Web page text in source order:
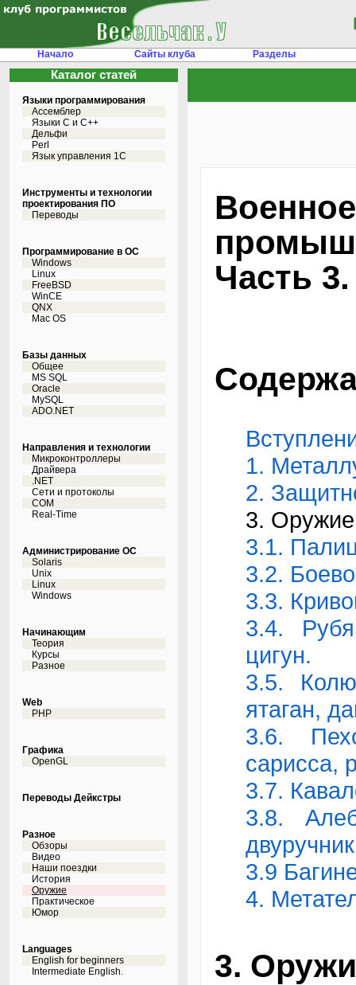
Начало Сайты клуба Разделы
Каталог статей
Языки программирования
Ассемблер
Языки С и C++
Дельфи
Perl
Язык управления 1С
Инструменты и технологии
проектирования ПО
Переводы
Программирование в ОС
Windows
Linux
FreeBSD
WinCE
QNX
Mac OS
Базы данных
Общее
MS SQL
Oracle
MySQL
ADO.NET
Направления и технологии
Микроконтроллеры
Драйвера
.NET
Сети и протоколы
COM
Real-Time
Администрирование ОС
Solaris
Unix
Linux
Windows
Начинающим
Теория
Курсы
Разное
Web
PHP
Графика
OpenGL
Переводы Дейкстры
Разное
Обзоры
Видео
Наши поездки
История
Оружие
Практическое
Юмор
Languages
English for beginners
Intermediate English.
Часть 3.
1.
2.
3.
3.1.
3.2.
3.3.
3.4.
цигун.
3.5.
ятаган,
3.6.
сарисса,
3.7.
3.8.
3.9
4.
3.